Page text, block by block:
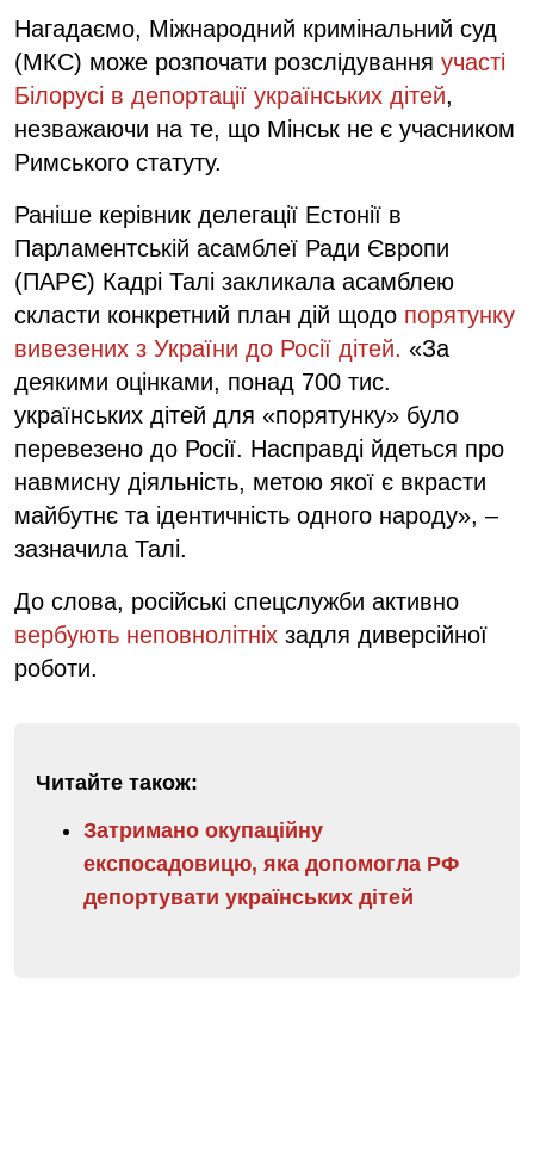
Нагадаємо, Міжнародний кримінальний суд
(МКС) може розпочати розслідування участі
Білорусі в депортації українських дітей,
незважаючи на те, що Мінськ не є учасником
Римського статуту.
Раніше керівник делегації Естонії в
Парламентській асамблеї Ради Європи
(ПАРЄ) Кадрі Талі закликала асамблею
скласти конкретний план дій щодо порятунку
вивезених з України до Росії дітей. «За
деякими оцінками, понад 700 тис.
українських дітей для «порятунку» було
перевезено до Росії. Насправді йдеться про
навмисну ​​діяльність, метою якої є вкрасти
майбутнє та ідентичність одного народу», –
зазначила Талі.
До слова, російські спецслужби активно
вербують неповнолітніх задля диверсійної
роботи.
Читайте також:
Затримано окупаційну
експосадовицю, яка допомогла РФ
депортувати українських дітей